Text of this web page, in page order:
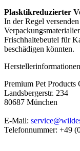
Plasktikreduzierter
In der Regel
Frischhaltebeutel für
beschädigen könnten.
Herstellerinformationen
Premium Pet Products
Landsbergerstr. 234
80687 München
E-Mail:
Telefonnummer: +49